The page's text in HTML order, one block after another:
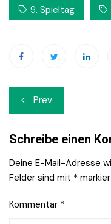
9. Spieltag
Beitrags-
Navigation
Prev
Schreibe einen
Deine E-Mail-Adresse
Felder sind mit *
Kommentar *